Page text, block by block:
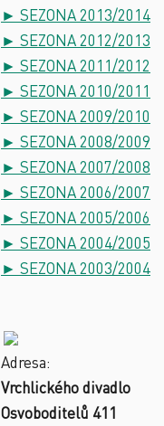
► SEZONA 2013/2014
► SEZONA 2012/2013
► SEZONA 2011/2012
► SEZONA 2010/2011
► SEZONA 2009/2010
► SEZONA 2008/2009
► SEZONA 2007/2008
► SEZONA 2006/2007
► SEZONA 2005/2006
► SEZONA 2004/2005
► SEZONA 2003/2004
Adresa:
Vrchlického divadlo
Osvoboditelů 411